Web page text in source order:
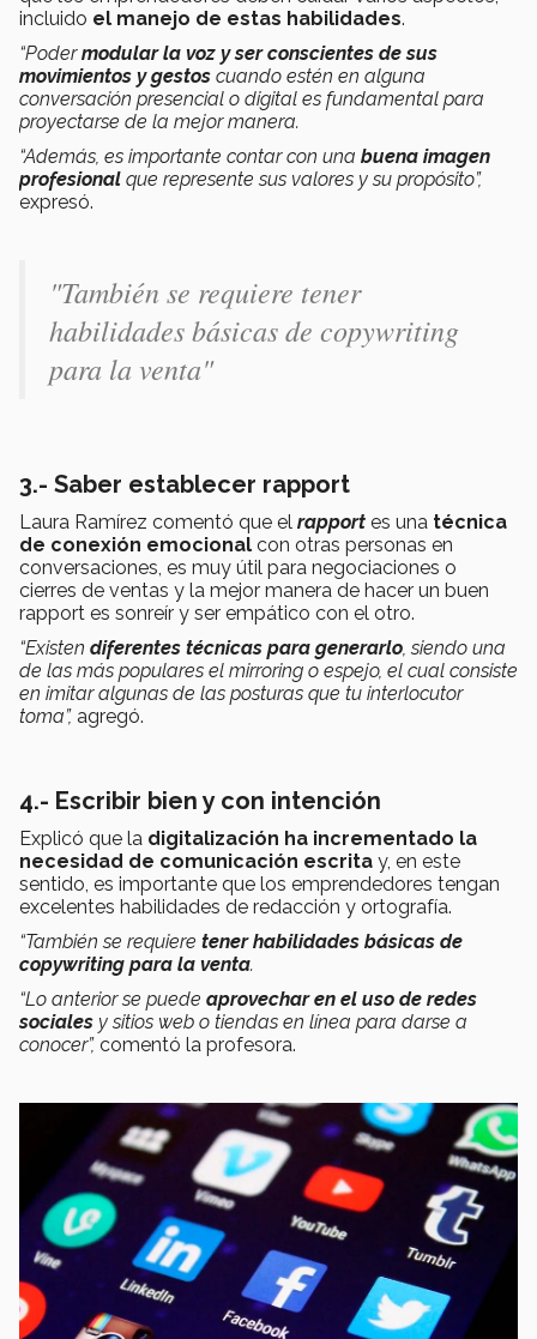
incluido el manejo de estas habilidades.
“Podermodular la voz y ser conscientes de sus
movimientos y gestos cuando estén en alguna
conversación presencial o digital es fundamental para
proyectarse de la mejor manera.
“Además, es importante contar con una buena imagen
profesional que represente sus valores y su propósito”,
expresó.
"También se requiere tener
habilidades básicas de copywriting
para la venta"
3.- Saber establecer rapport
Laura Ramírez comentó que el rapport es una técnica
de conexión emocional con otras personas en
conversaciones, es muy útil para negociaciones o
cierres de ventas y la mejor manera de hacer un buen
rapport es sonreír y ser empático con el otro.
“Existen diferentes técnicas para generarlo, siendo una
de las más populares el mirroring o espejo, el cual consiste
en imitar algunas de las posturas que tu interlocutor
toma”, agregó.
4.- Escribir bien y con intención
Explicó que la digitalización ha incrementado la
necesidad de comunicación escrita y, en este
sentido, es importante que los emprendedores tengan
excelentes habilidades de redacción y ortografía.
“También se requiere tener habilidades básicas de
copywriting para la venta.
“Lo anterior se puede aprovechar en el uso de redes
sociales y sitios web o tiendas en línea para darse a
conocer”, comentó la profesora.